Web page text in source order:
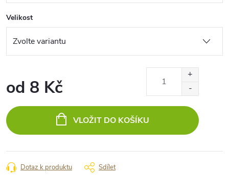
Velikost
od 8 Kč
cena:
VLOŽIT DO KOŠÍKU
Dotaz k produktu Sdílet